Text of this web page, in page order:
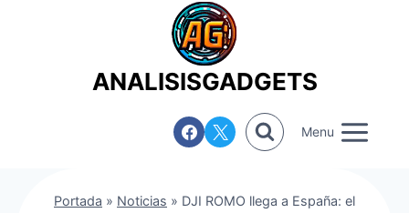
ANALISISGADGETS
Menu
Portada » Noticias » DJI ROMO llega a España: el